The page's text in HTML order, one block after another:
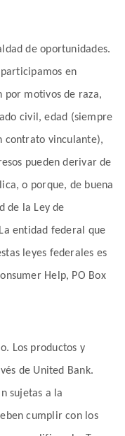
de oportunidades.
en
por motivos de raza,
civil, edad (siempre
contrato vinculante),
pueden derivar de
o porque, de buena
de la Ley de
entidad federal que
leyes federales es
Help, PO Box
Los productos y
de United Bank.
sujetas a la
cumplir con los